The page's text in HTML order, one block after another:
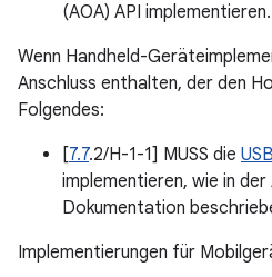
(AOA) API implementieren.
Wenn Handheld-
Anschluss enthalten, der den
Folgendes:
[7.7.2/H-1-1] MUSS die
implementieren, wie in der
Dokumentation
Implementierungen für